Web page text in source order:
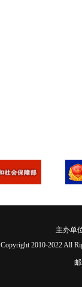
主办单
Copyright 2010-2022 All